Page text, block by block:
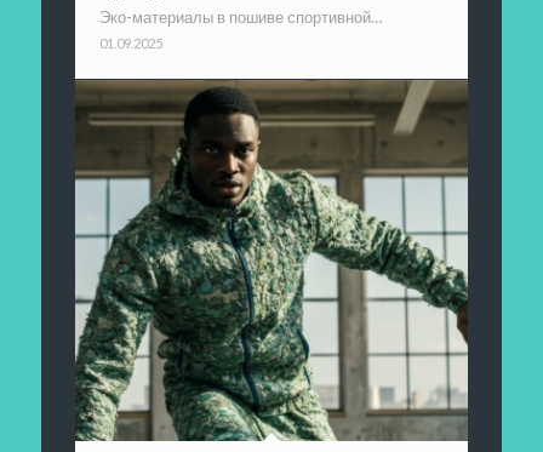
Эко-материалы в пошиве спортивной…
01.09.2025